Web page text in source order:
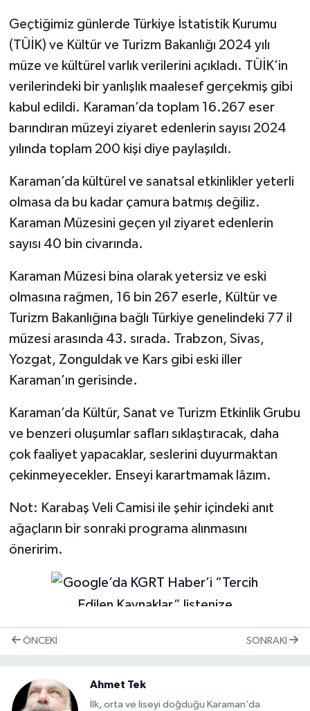
Geçtiğimiz günlerde Türkiye İstatistik Kurumu
(TÜİK) ve Kültür ve Turizm Bakanlığı 2024 yılı
müze ve kültürel varlık verilerini açıkladı. TÜİK’in
verilerindeki bir yanlışlık maalesef gerçekmiş gibi
kabul edildi. Karaman’da toplam 16.267 eser
barındıran müzeyi ziyaret edenlerin sayısı 2024
yılında toplam 200 kişi diye paylaşıldı.
Karaman’da kültürel ve sanatsal etkinlikler yeterli
olmasa da bu kadar çamura batmış değiliz.
Karaman Müzesini geçen yıl ziyaret edenlerin
sayısı 40 bin civarında.
Karaman Müzesi bina olarak yetersiz ve eski
olmasına rağmen, 16 bin 267 eserle, Kültür ve
Turizm Bakanlığına bağlı Türkiye genelindeki 77 il
müzesi arasında 43. sırada. Trabzon, Sivas,
Yozgat, Zonguldak ve Kars gibi eski iller
Karaman’ın gerisinde.
Karaman’da Kültür, Sanat ve Turizm Etkinlik Grubu
ve benzeri oluşumlar safları sıklaştıracak, daha
çok faaliyet yapacaklar, seslerini duyurmaktan
çekinmeyecekler. Enseyi karartmamak lâzım.
Not: Karabaş Veli Camisi ile şehir içindeki anıt
ağaçların bir sonraki programa alınmasını
öneririm.
ÖNCEKI SONRAKI
Ahmet Tek
İlk, orta ve liseyi doğduğu Karaman’da